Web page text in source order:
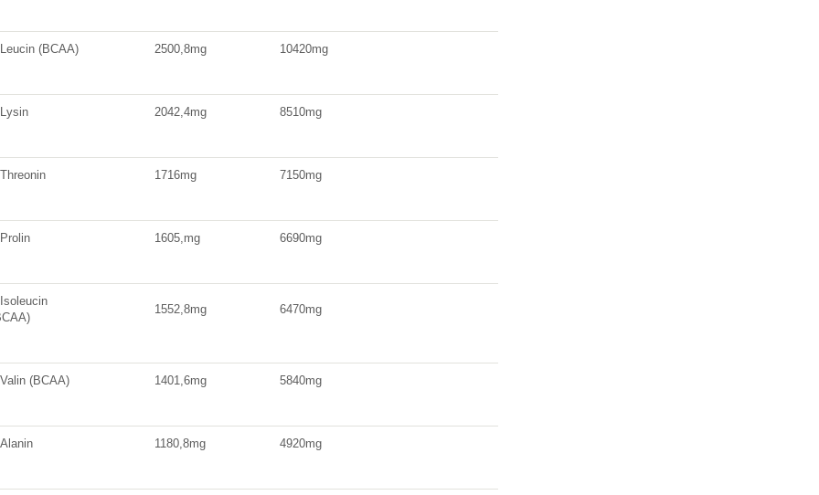
(BCAA) 2500,8mg 10420mg
2042,4mg 8510mg
1716mg 7150mg
1605,mg 6690mg
1552,8mg 6470mg
(BCAA) 1401,6mg 5840mg
1180,8mg 4920mg